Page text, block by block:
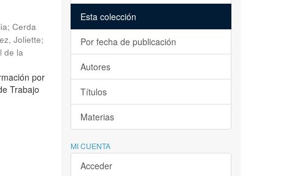
;Cerda
Joliette;
de la
por
Trabajo
Esta colección
Por fecha de publicación
Autores
Títulos
Materias
MI CUENTA
Acceder